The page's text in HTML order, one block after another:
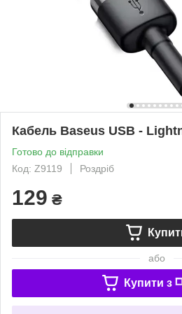
Кабель Baseus USB -
Готово до відправки
Код: Z9119
Роздріб
129 ₴
або
Купити з